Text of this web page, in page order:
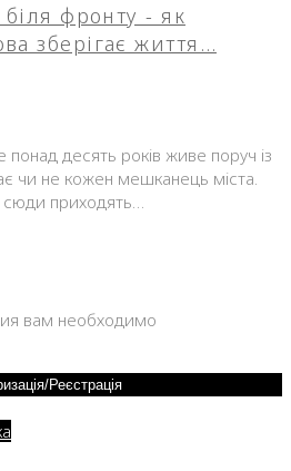
біля фронту - як
зберігає життя…
десять років живе поруч із
чи не кожен мешканець міста.
сюди приходять…
вам необходимо
Реєстрація